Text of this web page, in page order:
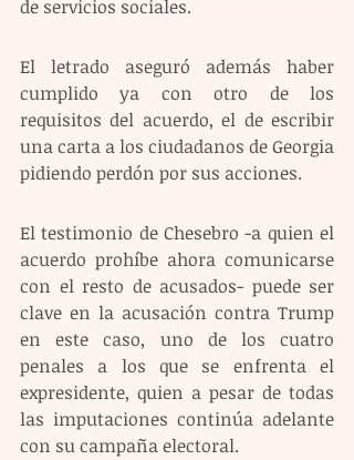
de servicios sociales.
El letrado aseguró además haber
cumplido ya con otro de los
requisitos del acuerdo, el de escribir
una carta a los ciudadanos de Georgia
pidiendo perdón por sus acciones.
El testimonio de Chesebro -a quien el
acuerdo prohíbe ahora comunicarse
con el resto de acusados- puede ser
clave en la acusación contra Trump
en este caso, uno de los cuatro
penales a los que se enfrenta el
expresidente, quien a pesar de todas
las imputaciones continúa adelante
con su campaña electoral.